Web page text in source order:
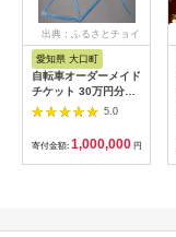
出典：ふるさとチョイ
愛知県 大口町
自転車オーダーメイド
チケット 30万円分
【1360365】
5.0
寄付金額: 1,000,000 円